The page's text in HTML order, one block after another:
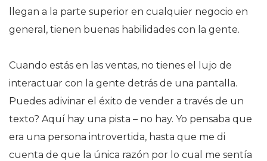
llegan a la parte superior en cualquier negocio en
general, tienen buenas habilidades con la gente.
Cuando estás en las ventas, no tienes el lujo de
interactuar con la gente detrás de una pantalla.
Puedes adivinar el éxito de vender a través de un
texto? Aquí hay una pista – no hay. Yo pensaba que
era una persona introvertida, hasta que me di
cuenta de que la única razón por lo cual me sentía